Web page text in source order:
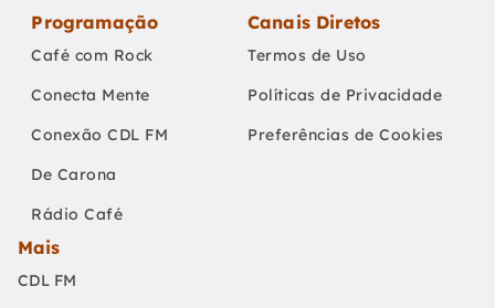
Programação
Café com Rock
Conecta Mente
Conexão CDL FM
De Carona
Rádio Café
Canais Diretos
Termos de Uso
Políticas de Privacidade
Preferências de Cookies
Mais
CDL FM